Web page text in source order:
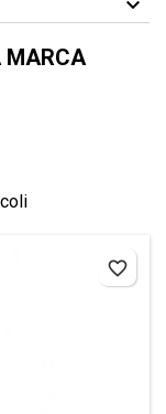
MARCA
favorite_border